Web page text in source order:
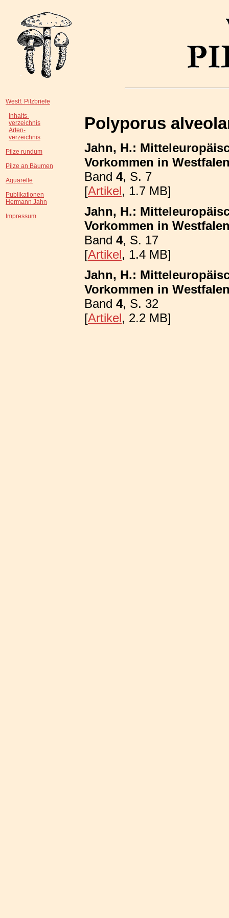
Westf. Pilzbriefe
Inhalts-
verzeichnis
Arten-
verzeichnis
Pilze rundum
Pilze an Bäumen
Aquarelle
Publikationen
Hermann Jahn
Impressum
Polyporus
Jahn, H.:
Vorkommen in
Band 4, S. 7
[Artikel, 1.7 MB]
Jahn, H.:
Vorkommen in
Band 4, S. 17
[Artikel, 1.4 MB]
Jahn, H.:
Vorkommen in
Band 4, S. 32
[Artikel, 2.2 MB]